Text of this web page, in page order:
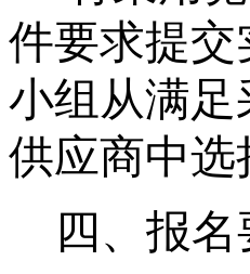
件要求提
小组从满
供应商中
四、 报名